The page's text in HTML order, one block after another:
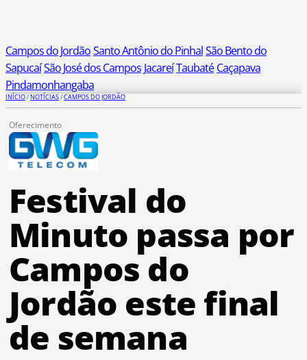
Campos do JordãoSanto Antônio do PinhalSão Bento do
SapucaíSão José dos Campos JacareíTaubaté Caçapava
Pindamonhangaba
INÍCIO/NOTÍCIAS/CAMPOS DO JORDÃO
Oferecimento
Festival do
Minuto passa por
Campos do
Jordão este final
de semana